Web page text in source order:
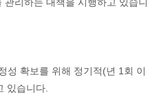
리하는 대책을 시행하고 있습니
성 확보를 위해 정기적(년 1회 이
있습니다.